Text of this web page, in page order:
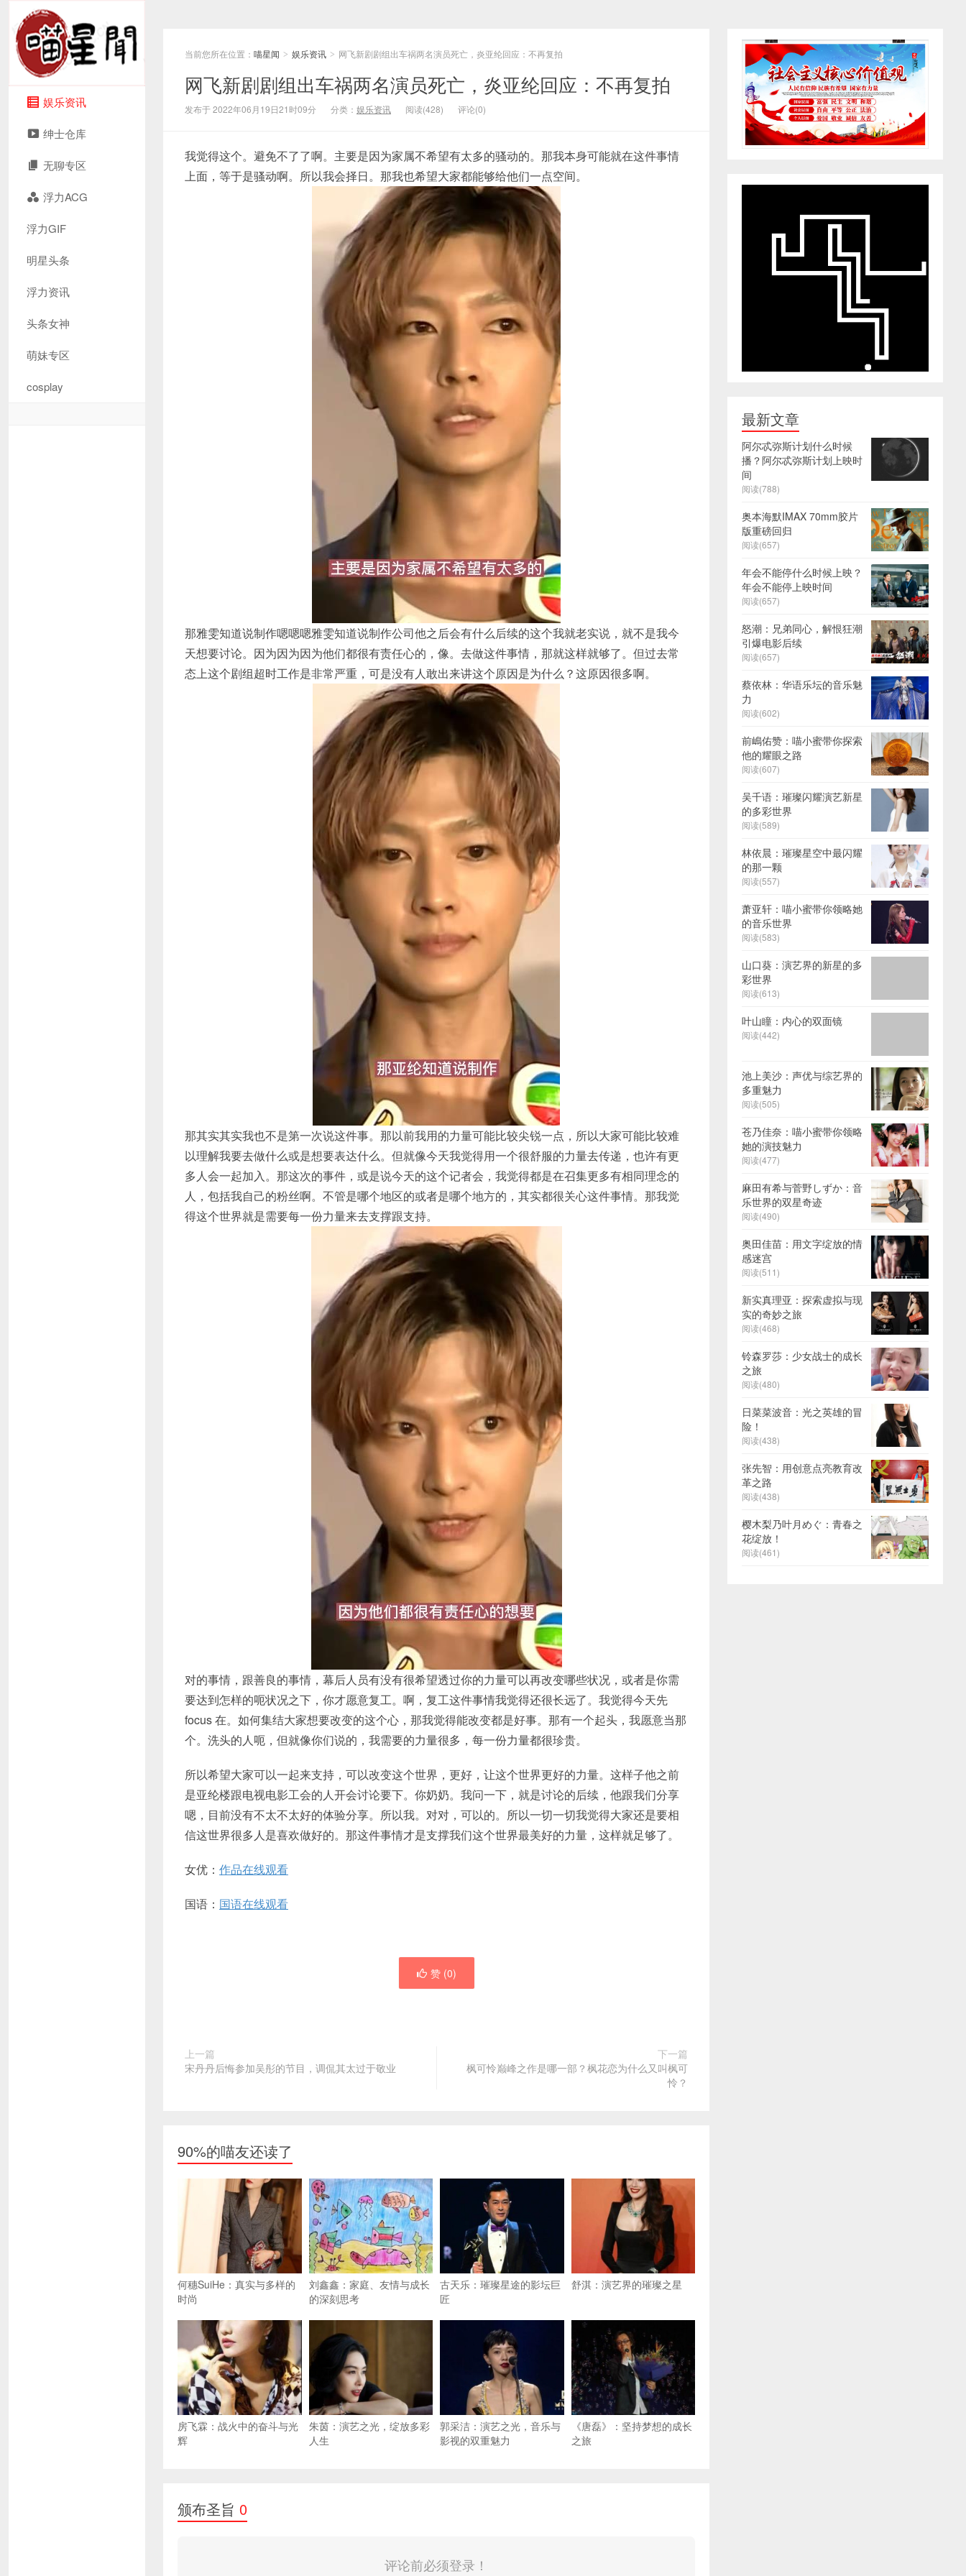
娱乐资讯
绅士仓库
无聊专区
浮力ACG
浮力GIF
明星头条
浮力资讯
头条女神
萌妹专区
cosplay
当前您所在位置： 喵星闻 > 娱乐资讯 > 网飞新剧剧组出车祸两名演员死亡，炎亚纶回应：不再复拍
网飞新剧剧组出车祸两名演员死亡，炎亚纶回应：不再复拍
发布于 2022年06月19日21时09分 分类： 娱乐资讯 阅读(428) 评论(0)
我觉得这个。避免不了了啊。主要是因为家属不希望有太多的骚动的。那我本身可能就在这件事情
上面，等于是骚动啊。所以我会择日。那我也希望大家都能够给他们一点空间。
那雅雯知道说制作嗯嗯嗯雅雯知道说制作公司他之后会有什么后续的这个我就老实说，就不是我今
天想要讨论。因为因为因为他们都很有责任心的，像。去做这件事情，那就这样就够了。但过去常
态上这个剧组超时工作是非常严重，可是没有人敢出来讲这个原因是为什么？这原因很多啊。
那其实其实我也不是第一次说这件事。那以前我用的力量可能比较尖锐一点，所以大家可能比较难
以理解我要去做什么或是想要表达什么。但就像今天我觉得用一个很舒服的力量去传递，也许有更
多人会一起加入。那这次的事件，或是说今天的这个记者会，我觉得都是在召集更多有相同理念的
人，包括我自己的粉丝啊。不管是哪个地区的或者是哪个地方的，其实都很关心这件事情。那我觉
得这个世界就是需要每一份力量来去支撑跟支持。
对的事情，跟善良的事情，幕后人员有没有很希望透过你的力量可以再改变哪些状况，或者是你需
要达到怎样的呃状况之下，你才愿意复工。啊，复工这件事情我觉得还很长远了。我觉得今天先
focus 在。如何集结大家想要改变的这个心，那我觉得能改变都是好事。那有一个起头，我愿意当那
个。洗头的人呃，但就像你们说的，我需要的力量很多，每一份力量都很珍贵。
所以希望大家可以一起来支持，可以改变这个世界，更好，让这个世界更好的力量。这样子他之前
是亚纶楼跟电视电影工会的人开会讨论要下。你奶奶。我问一下，就是讨论的后续，他跟我们分享
嗯，目前没有不太不太好的体验分享。所以我。对对，可以的。所以一切一切我觉得大家还是要相
信这世界很多人是喜欢做好的。那这件事情才是支撑我们这个世界最美好的力量，这样就足够了。
女优： 作品在线观看
国语： 国语在线观看
赞 (0)
上一篇
宋丹丹后悔参加吴彤的节目，调侃其太过于敬业
下一篇
枫可怜巅峰之作是哪一部？枫花恋为什么又叫枫可
怜？
90%的喵友还读了
何穗SuiHe：真实与多样的
时尚
刘鑫鑫：家庭、友情与成长
的深刻思考
古天乐：璀璨星途的影坛巨
匠
舒淇：演艺界的璀璨之星
房飞霖：战火中的奋斗与光
辉
朱茵：演艺之光，绽放多彩
人生
郭采洁：演艺之光，音乐与
影视的双重魅力
《唐磊》：坚持梦想的成长
之旅
颁布圣旨 0
评论前必须登录！
最新文章
阿尔忒弥斯计划什么时候
播？阿尔忒弥斯计划上映时
间
阅读(788)
奥本海默IMAX 70mm胶片
版重磅回归
阅读(657)
年会不能停什么时候上映？
年会不能停上映时间
阅读(657)
怒潮：兄弟同心，解恨狂潮
引爆电影后续
阅读(657)
蔡依林：华语乐坛的音乐魅
力
阅读(602)
前嶋佑赞：喵小蜜带你探索
他的耀眼之路
阅读(607)
吴千语：璀璨闪耀演艺新星
的多彩世界
阅读(589)
林依晨：璀璨星空中最闪耀
的那一颗
阅读(557)
萧亚轩：喵小蜜带你领略她
的音乐世界
阅读(583)
山口葵：演艺界的新星的多
彩世界
阅读(613)
叶山瞳：内心的双面镜
阅读(442)
池上美沙：声优与综艺界的
多重魅力
阅读(505)
苍乃佳奈：喵小蜜带你领略
她的演技魅力
阅读(477)
麻田有希与菅野しずか：音
乐世界的双星奇迹
阅读(490)
奥田佳苗：用文字绽放的情
感迷宫
阅读(511)
新实真理亚：探索虚拟与现
实的奇妙之旅
阅读(468)
铃森罗莎：少女战士的成长
之旅
阅读(480)
日菜菜波音：光之英雄的冒
险！
阅读(438)
张先智：用创意点亮教育改
革之路
阅读(438)
樱木梨乃叶月めぐ：青春之
花绽放！
阅读(461)